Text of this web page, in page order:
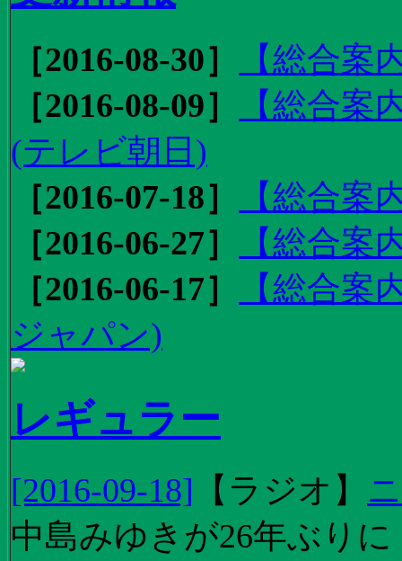
［2016-08-30］
【総合
［2016-08-09］
【総合
(テレビ朝日)
［2016-07-18］
【総合案
［2016-06-27］
【総合案
［2016-06-17］
【総合
ジャパン)
レギュラー
[2016-09-18] 【 ラジオ 】
中島みゆきが26年ぶり